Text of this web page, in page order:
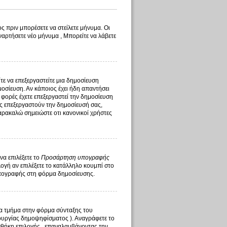
πριν μπορέσετε να στείλετε μήνυμα. Οι
νέο μήνυμα , Μπορείτε να λάβετε
να επεξεργαστείτε μια δημοσίευση
Αν κάποιος έχει ήδη απαντήσει
έχετε επεξεργαστεί την δημοσίευση
επεξεργαστούν την δημοσίευσή σας,
σημειώστε οτι κανονικοί χρήστες
επιλέξετε το Προσάρτηση υπογραφής
αν επιλέξετε το κατάλληλο κουμπί στο
στη φόρμα δημοσίευσης.
τμήμα στην φόρμα σύνταξης του
δημοψηφίσματος ). Αναγράφετε το